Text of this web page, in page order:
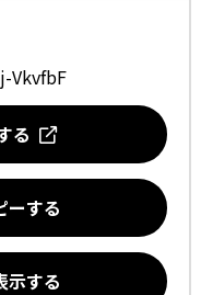
VkvfbF
る
ーする
示する